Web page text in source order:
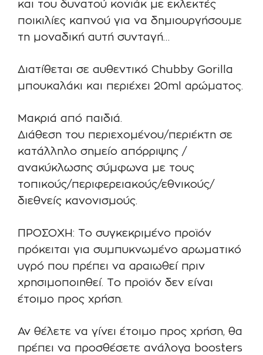
και του δυνατού κονιάκ με εκλεκτές
ποικιλίες καπνού για να δημιουργήσουμε
τη μοναδική αυτή συνταγή…
Διατίθεται σε αυθεντικό Chubby Gorilla
μπουκαλάκι και περιέχει 20ml αρώματος.
Μακριά από παιδιά.
Διάθεση του περιεχομένου/περιέκτη σε
κατάλληλο σημείο απόρριψης /
ανακύκλωσης σύμφωνα με τους
τοπικούς/περιφερειακούς/εθνικούς/
διεθνείς κανονισμούς.
ΠΡΟΣΟΧΗ: Το συγκεκριμένο προϊόν
πρόκειται για συμπυκνωμένο αρωματικό
υγρό που πρέπει να αραιωθεί πριν
χρησιμοποιηθεί. Το προϊόν δεν είναι
έτοιμο προς χρήση.
Αν θέλετε να γίνει έτοιμο προς χρήση, θα
πρέπει να προσθέσετε ανάλογα boosters